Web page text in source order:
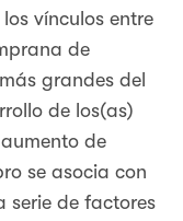
vínculos entre
de
grandes del
de los(as)
de
se asocia con
serie de factores